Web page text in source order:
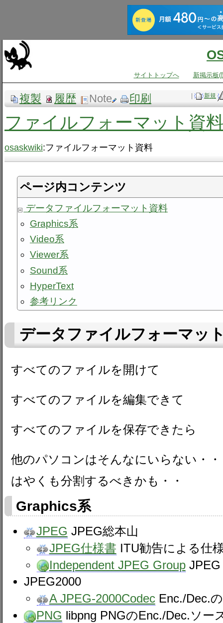
サイトトップへ 新掲示板(
| 新規
複製 履歴 Note 印刷
ファイルフォーマット資
osaskwiki:ファイルフォーマット資料
ページ内コンテンツ
データファイルフォーマット資料
Graphics系
Video系
Viewer系
Sound系
HyperText
参考リンク
データファイルフォーマッ
すべてのファイルを開けて
すべてのファイルを編集できて
すべてのファイルを保存できたら
他のパソコンはそんなにいらない・
はやくも分割するべきかも・・
Graphics系
JPEG JPEG総本山
JPEG仕様書 ITU勧告による仕
Independent JPEG GroupJPEG
JPEG2000
A JPEG-2000CodecEnc./Dec.
PNG libpng PNGのEnc./Dec.ソー